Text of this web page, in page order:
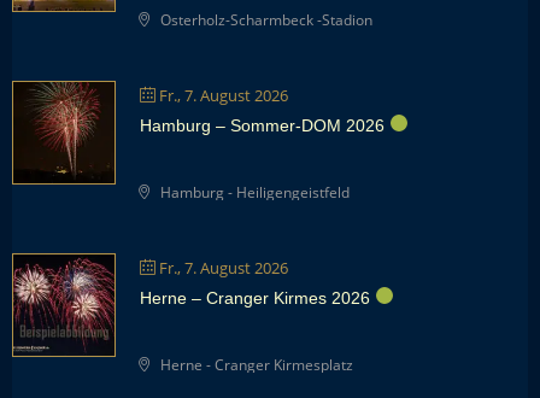
Osterholz-Scharmbeck -Stadion
Fr., 7. August 2026
Hamburg – Sommer-DOM 2026
Hamburg - Heiligengeistfeld
Fr., 7. August 2026
Herne – Cranger Kirmes 2026
Herne - Cranger Kirmesplatz